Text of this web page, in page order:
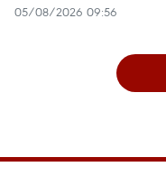
05/08/2026 09:56